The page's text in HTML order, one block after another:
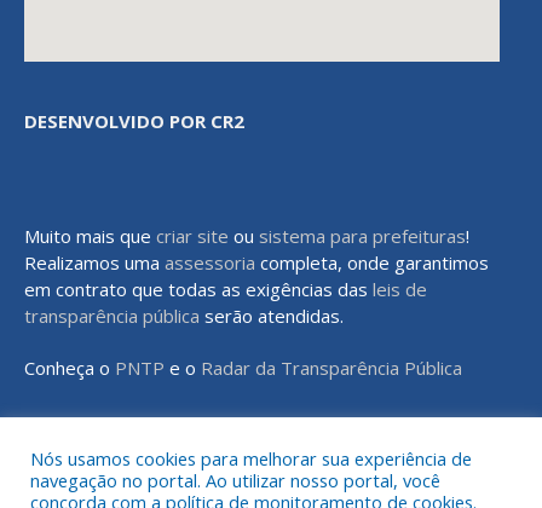
DESENVOLVIDO POR CR2
Muito mais que criar site ou sistema para prefeituras!
Realizamos uma assessoria completa, onde garantimos
em contrato que todas as exigências das leis de
transparência pública serão atendidas.
Conheça o PNTP e o Radar da Transparência Pública
Todos os direitos reservados a Prefeitura Municipal de Rondon do
Nós usamos cookies para melhorar sua experiência de
navegação no portal. Ao utilizar nosso portal, você
concorda com a política de monitoramento de cookies.